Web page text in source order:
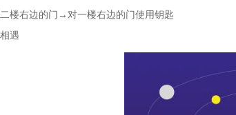
楼右边的门→对一楼右边的门使用钥匙
遇